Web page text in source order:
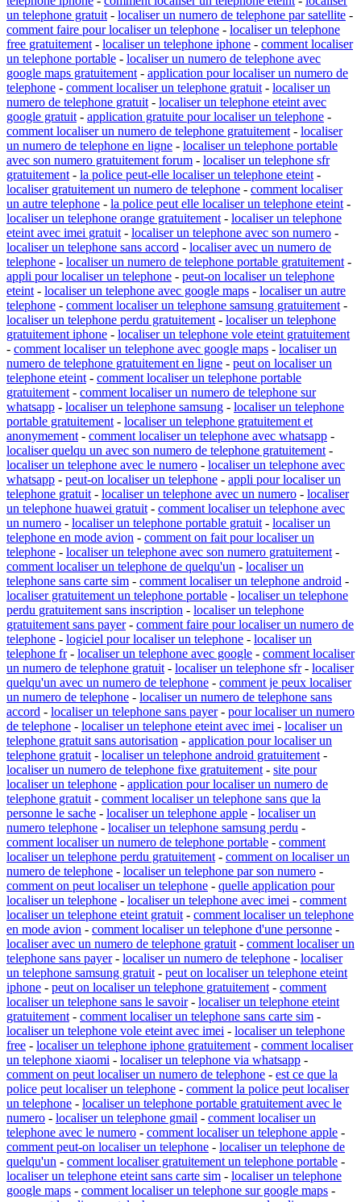
un telephone gratuit - localiser un numero de telephone par satellite -
comment faire pour localiser un telephone - localiser un telephone
free gratuitement - localiser un telephone iphone - comment localiser
un telephone portable - localiser un numero de telephone avec
google maps gratuitement - application pour localiser un numero de
telephone - comment localiser un telephone gratuit - localiser un
numero de telephone gratuit - localiser un telephone eteint avec
google gratuit - application gratuite pour localiser un telephone -
comment localiser un numero de telephone gratuitement - localiser
un numero de telephone en ligne - localiser un telephone portable
avec son numero gratuitement forum - localiser un telephone sfr
gratuitement - la police peut-elle localiser un telephone eteint -
localiser gratuitement un numero de telephone - comment localiser
un autre telephone - la police peut elle localiser un telephone eteint -
localiser un telephone orange gratuitement - localiser un telephone
eteint avec imei gratuit - localiser un telephone avec son numero -
localiser un telephone sans accord - localiser avec un numero de
telephone - localiser un numero de telephone portable gratuitement -
appli pour localiser un telephone - peut-on localiser un telephone
eteint - localiser un telephone avec google maps - localiser un autre
telephone - comment localiser un telephone samsung gratuitement -
localiser un telephone perdu gratuitement - localiser un telephone
gratuitement iphone - localiser un telephone vole eteint gratuitement
- comment localiser un telephone avec google maps - localiser un
numero de telephone gratuitement en ligne - peut on localiser un
telephone eteint - comment localiser un telephone portable
gratuitement - comment localiser un numero de telephone sur
whatsapp - localiser un telephone samsung - localiser un telephone
portable gratuitement - localiser un telephone gratuitement et
anonymement - comment localiser un telephone avec whatsapp -
localiser quelqu un avec son numero de telephone gratuitement -
localiser un telephone avec le numero - localiser un telephone avec
whatsapp - peut-on localiser un telephone - appli pour localiser un
telephone gratuit - localiser un telephone avec un numero - localiser
un telephone huawei gratuit - comment localiser un telephone avec
un numero - localiser un telephone portable gratuit - localiser un
telephone en mode avion - comment on fait pour localiser un
telephone - localiser un telephone avec son numero gratuitement -
comment localiser un telephone de quelqu'un - localiser un
telephone sans carte sim - comment localiser un telephone android -
localiser gratuitement un telephone portable - localiser un telephone
perdu gratuitement sans inscription - localiser un telephone
gratuitement sans payer- comment faire pour localiser un numero de
telephone - logiciel pour localiser un telephone - localiser un
telephone fr- localiser un telephone avec google - comment localiser
un numero de telephone gratuit - localiser un telephone sfr- localiser
quelqu'un avec un numero de telephone - comment je peux localiser
un numero de telephone - localiser un numero de telephone sans
accord - localiser un telephone sans payer- pour localiser un numero
de telephone - localiser un telephone eteint avec imei - localiser un
telephone gratuit sans autorisation - application pour localiser un
telephone gratuit - localiser un telephone android gratuitement -
localiser un numero de telephone fixe gratuitement - site pour
localiser un telephone - application pour localiser un numero de
telephone gratuit - comment localiser un telephone sans que la
personne le sache - localiser un telephone apple - localiser un
numero telephone - localiser un telephone samsung perdu -
comment localiser un numero de telephone portable - comment
localiser un telephone perdu gratuitement - comment on localiser un
numero de telephone - localiser un telephone par son numero -
comment on peut localiser un telephone - quelle application pour
localiser un telephone - localiser un telephone avec imei - comment
localiser un telephone eteint gratuit - comment localiser un telephone
en mode avion - comment localiser un telephone d'une personne -
localiser avec un numero de telephone gratuit - comment localiser un
telephone sans payer- localiser un numero de telephone - localiser
un telephone samsung gratuit - peut on localiser un telephone eteint
iphone - peut on localiser un telephone gratuitement - comment
localiser un telephone sans le savoir- localiser un telephone eteint
gratuitement - comment localiser un telephone sans carte sim -
localiser un telephone vole eteint avec imei - localiser un telephone
free - localiser un telephone iphone gratuitement - comment localiser
un telephone xiaomi - localiser un telephone via whatsapp -
comment on peut localiser un numero de telephone - est ce que la
police peut localiser un telephone - comment la police peut localiser
un telephone - localiser un telephone portable gratuitement avec le
numero - localiser un telephone gmail - comment localiser un
telephone avec le numero - comment localiser un telephone apple -
comment peut-on localiser un telephone - localiser un telephone de
quelqu'un - comment localiser gratuitement un telephone portable -
localiser un telephone eteint sans carte sim - localiser un telephone
google maps - comment localiser un telephone sur google maps -